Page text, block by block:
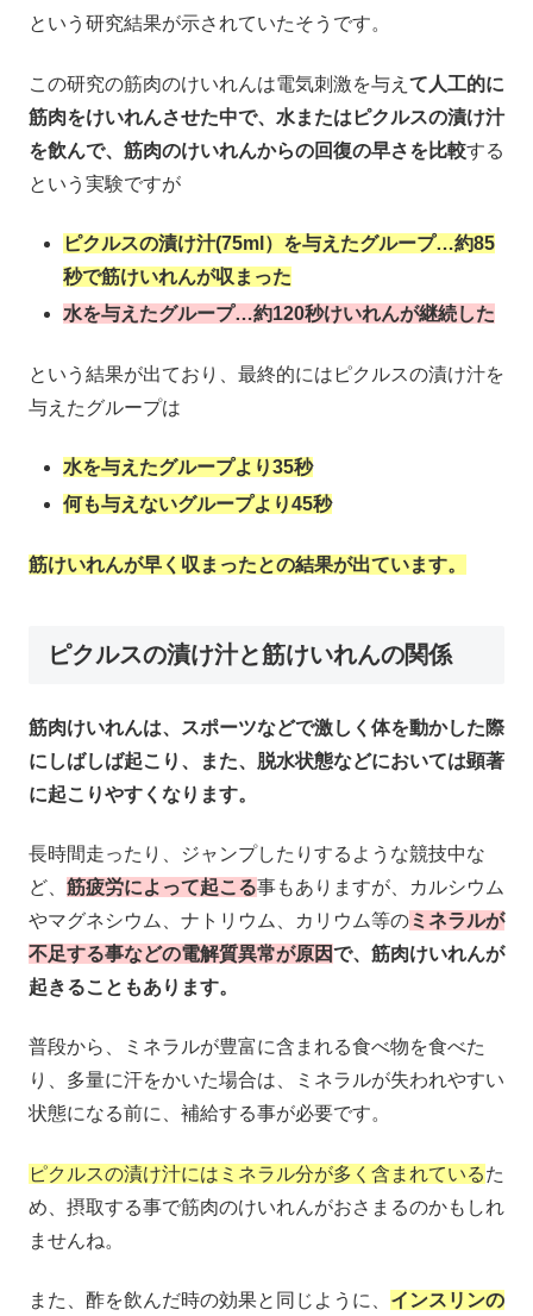
という研究結果が示されていたそうです。
この研究の筋肉のけいれんは電気刺激を与え て人工的に
筋肉をけいれんさせた中で、水またはピクルスの漬け汁
を飲んで、筋肉のけいれんからの回復の早さを比較する
という実験ですが
ピクルスの漬け汁(75ml）を与えたグループ…約85
秒で筋けいれんが収まった
水を与えたグループ…約120秒けいれんが継続した
という結果が出ており、最終的にはピクルスの漬け汁を
与えたグループは
水を与えたグループより35秒
何も与えないグループより45秒
筋けいれんが早く収まったとの結果が出ています。
ピクルスの漬け汁と筋けいれんの関係
筋肉けいれんは、スポーツなどで激しく体を動かした際
にしばしば起こり、また、脱水状態などにおいては顕著
に起こりやすくなります。
長時間走ったり、ジャンプしたりするような競技中な
ど、 筋疲労によって起こる事もありますが、カルシウム
やマグネシウム、ナトリウム、カリウム等のミネラルが
不足する事などの電解質異常が原因で、筋肉けいれんが
起きることもあります。
普段から、ミネラルが豊富に含まれる食べ物を食べた
り、多量に汗をかいた場合は、ミネラルが失われやすい
状態になる前に、補給する事が必要です。
ピクルスの漬け汁にはミネラル分が多く含まれているた
め、摂取する事で筋肉のけいれんがおさまるのかもしれ
ませんね。
また、酢を飲んだ時の効果と同じように、 インスリンの